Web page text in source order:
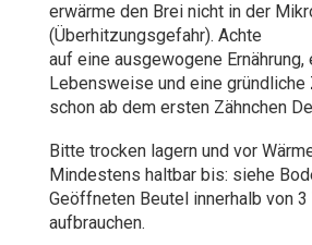
erwärme den Brei nicht in der
(Überhitzungsgefahr). Achte
auf eine ausgewogene Ernährung,
Lebensweise und eine gründliche
schon ab dem ersten Zähnchen
Bitte trocken lagern und vor
Mindestens haltbar bis: siehe
Geöffneten Beutel innerhalb von 3
aufbrauchen.